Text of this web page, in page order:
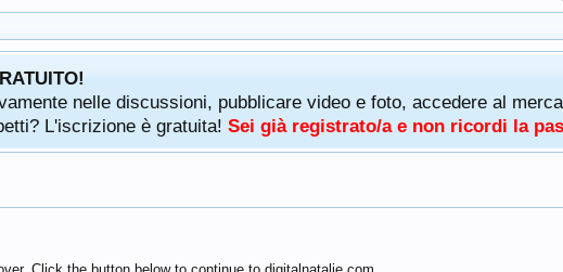
nelle discussioni, pubblicare video e foto, accedere al
L'iscrizione è gratuita! Sei già registrato/a e non ricordi la